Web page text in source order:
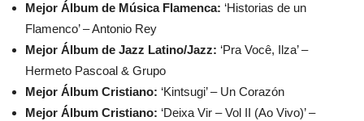
Mejor Álbum de Música Flamenca: ‘Historias de un
Flamenco’ – Antonio Rey
Mejor Álbum de Jazz Latino/Jazz: ‘Pra Você, Ilza’ –
Hermeto Pascoal & Grupo
Mejor Álbum Cristiano: ‘Kintsugi’ – Un Corazón
Mejor Álbum Cristiano: ‘Deixa Vir – Vol II (Ao Vivo)’ –